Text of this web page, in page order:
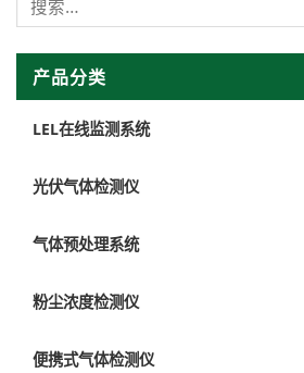
产品分类
LEL在线监测系统
光伏气体检测仪
气体预处理系统
粉尘浓度检测仪
便携式气体检测仪